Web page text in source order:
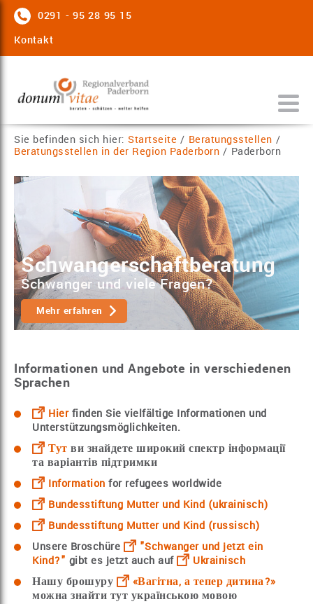
0291 - 95 28 95 15
Kontakt
Sie befinden sich hier: Startseite / Beratungsstellen /
Beratungsstellen in der Region Paderborn / Paderborn
Schwangerschaftberatung
Schwanger und viele Fragen?
Mehr erfahren
Informationen und Angebote in verschiedenen
Sprachen
Hierfinden Sie vielfältige Informationen und
Unterstützungsmöglichkeiten.
Тут ви знайдете широкий спектр інформації
та варіантів підтримки
Information for refugees worldwide
Bundesstiftung Mutter und Kind (ukrainisch)
Bundesstiftung Mutter und Kind (russisch)
Unsere Broschüre
"Schwanger und jetzt ein
Kind?" gibt es jetzt auch auf
Ukrainisch
Нашу брошуру
«Вагітна, а тепер дитина?»
можна знайти тут українською мовою